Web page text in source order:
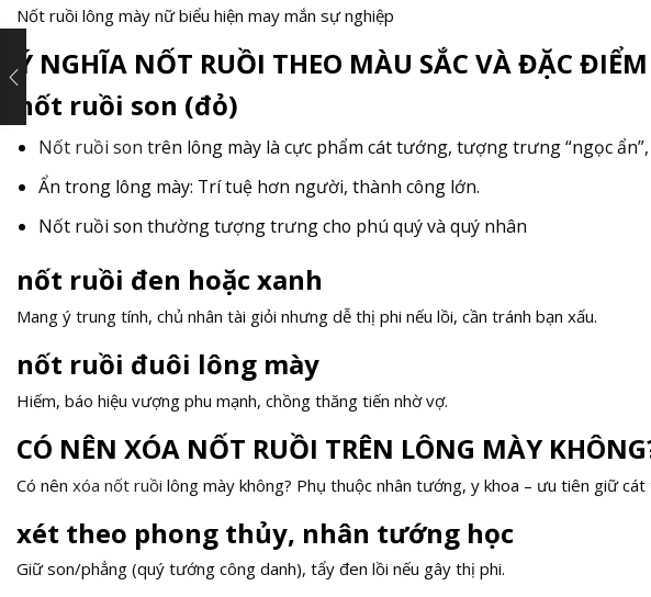
Nốt ruồi lông mày nữ biểu hiện may mắn sự nghiệp
Ý NGHĨA NỐT RUỒI THEO MÀU SẮC VÀ ĐẶC ĐIỂM
nốt ruồi son (đỏ)
Nốt ruồi son trên lông mày là cực phẩm cát tướng, tượng trưng “ngọc
Ẩn trong lông mày: Trí tuệ hơn người, thành công lớn.
Nốt ruồi son thường tượng trưng cho phú quý và quý nhân
nốt ruồi đen hoặc xanh
Mang ý trung tính, chủ nhân tài giỏi nhưng dễ thị phi nếu lồi, cần tránh bạn xấu.
nốt ruồi đuôi lông mày
Hiếm, báo hiệu vượng phu mạnh, chồng thăng tiến nhờ vợ.
CÓ NÊN XÓA NỐT RUỒI TRÊN LÔNG MÀY
Có nên xóa nốt ruồi lông mày không? Phụ thuộc nhân tướng, y khoa – ưu tiên giữ
xét theo phong thủy, nhân tướng học
Giữ son/phẳng (quý tướng công danh), tẩy đen lồi nếu gây thị phi.